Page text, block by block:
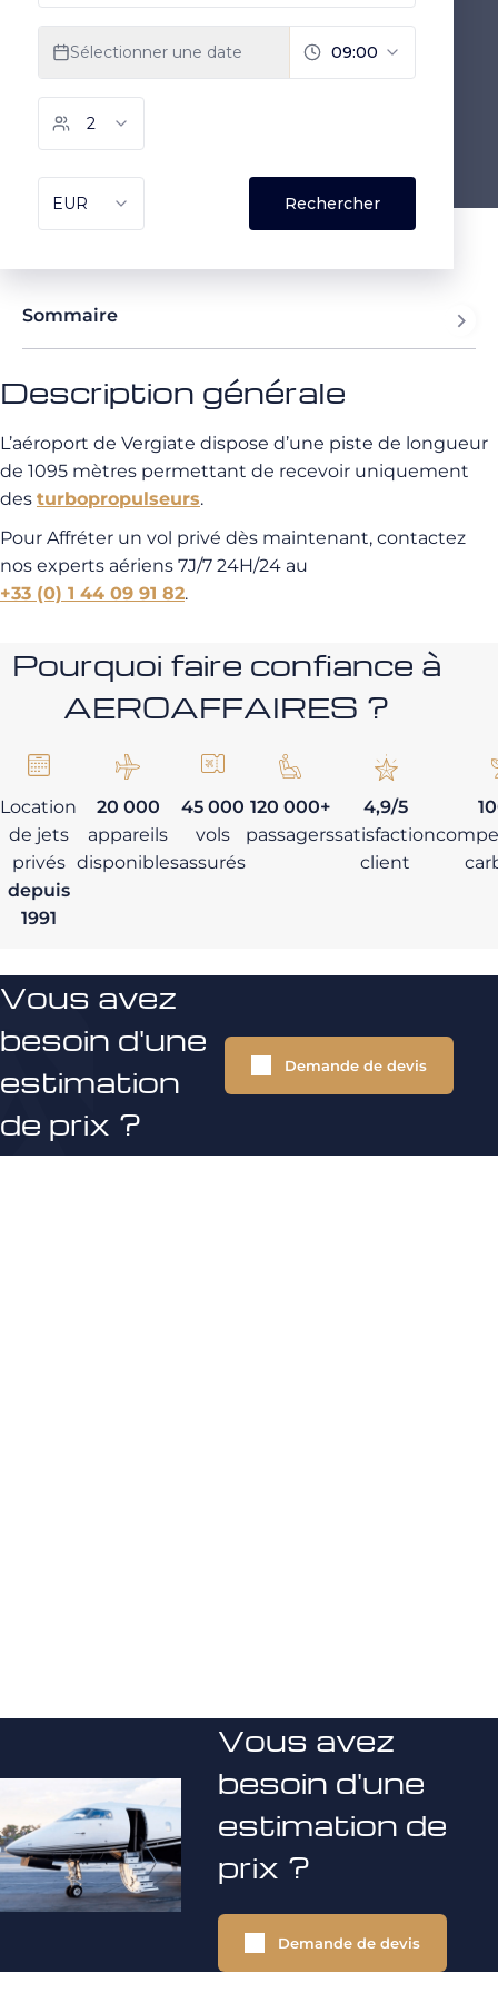
Sommaire
Description générale
L’aéroport de Vergiate dispose d’une piste de longueur
de 1095 mètres permettant de recevoir uniquement
des turbopropulseurs.
Pour Affréter un vol privé dès maintenant, contactez
nos experts aériens 7J/7 24H/24 au
+33 (0) 1 44 09 91 82.
Pourquoi faire confiance à
AEROAFFAIRES ?
Location
de jets
privés
depuis
1991
20 000
appareils
disponibles
45 000
vols
assurés
120 000+
passagers
4,9/5
satisfaction
client
Vous avez
besoin d'une
estimation
de prix ?
Demande de devis
Vous avez
besoin d'une
estimation de
prix ?
Demande de devis